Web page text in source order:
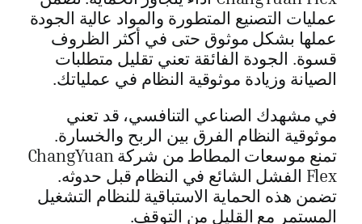
عمليات التصنيع المتطورة والمواد عالية الجودة
عملها بشكل موثوق حتى في أكثر الظروف
قسوة. الجودة الفائقة تعني تقليل متطلبات
الصيانة وزيادة موثوقية النظام في عملياتك.
في مشهدك الصناعي التنافسي، قد تعني
موثوقية النظام الفرق بين الربح والخسارة.
تمنع موسعات المطاط من شركة ChangYuan
Flex الفشل الشائع في النظام قبل حدوثه.
تضمن هذه الحماية الاستباقية للنظام التشغيل
المستمر مع القليل من التوقف.